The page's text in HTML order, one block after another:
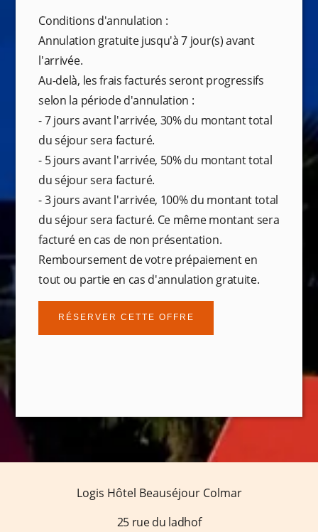
Conditions d'annulation :
Annulation gratuite jusqu'à 7 jour(s) avant
l'arrivée.
Au-delà, les frais facturés seront progressifs
selon la période d'annulation :
- 7 jours avant l'arrivée, 30% du montant total
du séjour sera facturé.
- 5 jours avant l'arrivée, 50% du montant total
du séjour sera facturé.
- 3 jours avant l'arrivée, 100% du montant total
du séjour sera facturé. Ce même montant sera
facturé en cas de non présentation.
Remboursement de votre prépaiement en
tout ou partie en cas d'annulation gratuite.
RÉSERVER CETTE OFFRE
Logis Hôtel Beauséjour Colmar
25 rue du ladhof
La Maison
Entre Tradition et Modernité
Salon et jardin
Services
Bornes de recharge électrique
Histoire
Offres spéciales
Autour de Colmar